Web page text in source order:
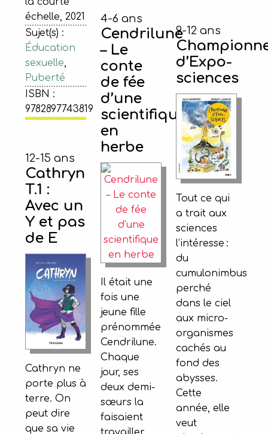
échelle, 2021
Sujet(s) :
Éducation
sexuelle,
Puberté
ISBN :
9782897743819
12-15 ans
Cathryn
T.1 :
Avec un
Y et pas
de E
Cathryn ne
porte plus à
terre. On
peut dire
que sa vie
4-6 ans
Cendrilune
– Le
conte
de fée
d’une
scientifique
en
herbe
Il était une
fois une
jeune fille
prénommée
Cendrilune.
Chaque
jour, ses
deux demi-
sœurs la
faisaient
9-12 ans
d’Expo-
sciences
Tout ce qui
a trait aux
sciences
l’intéresse :
du
cumulonimbus
perché
dans le ciel
aux micro-
organismes
cachés au
fond des
abysses.
Cette
année, elle
veut